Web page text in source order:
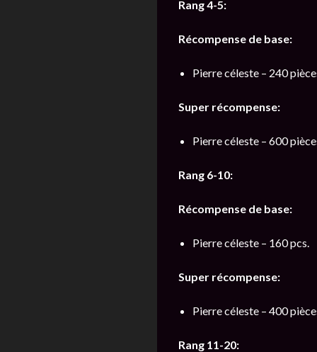
Rang 4-5:
Récompense de base:
Pierre céleste – 240
Super récompense:
Pierre céleste – 600
Rang 6-10:
Récompense de base:
Pierre céleste – 160 pcs.
Super récompense:
Pierre céleste – 400
Rang 11-20: